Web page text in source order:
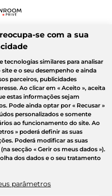
se com a sua
similares para analisar
e o seu desempenho e ainda
parceiros, publicidades
Ao clicar em « Aceito », aceita
estas informações sejam
Pode ainda optar por « Recusar »
personalizados e somente
ao funcionamento do site. Ao
» poderá definir as suas
Poderá modificar as suas
secção « Gerir os meus dados »).
dos dados e o seu tratamento
parâmetros